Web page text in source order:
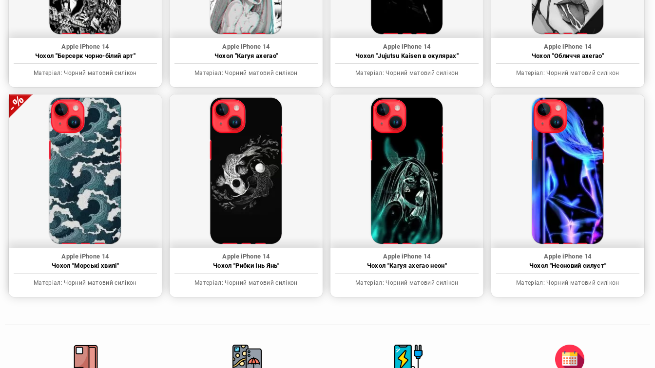
Apple iPhone 14
Чохол "Берсерк чорно-білий арт"
Матеріал: Чорний матовий силікон
Apple iPhone 14
Чохол "Кагуя ахегао"
Матеріал: Чорний матовий силікон
Apple iPhone 14
Чохол "Jujutsu Kaisen в окулярах"
Матеріал: Чорний матовий силікон
Apple iPhone 14
Чохол "Обличчя ахегао"
Матеріал: Чорний матовий силікон
Apple iPhone 14
Чохол "Морські хвилі"
Матеріал: Чорний матовий силікон
Apple iPhone 14
Чохол "Рибки Інь Янь"
Матеріал: Чорний матовий силікон
Apple iPhone 14
Чохол "Кагуя ахегао неон"
Матеріал: Чорний матовий силікон
Apple iPhone 14
Чохол "Неоновий силуєт"
Матеріал: Чорний матовий силікон